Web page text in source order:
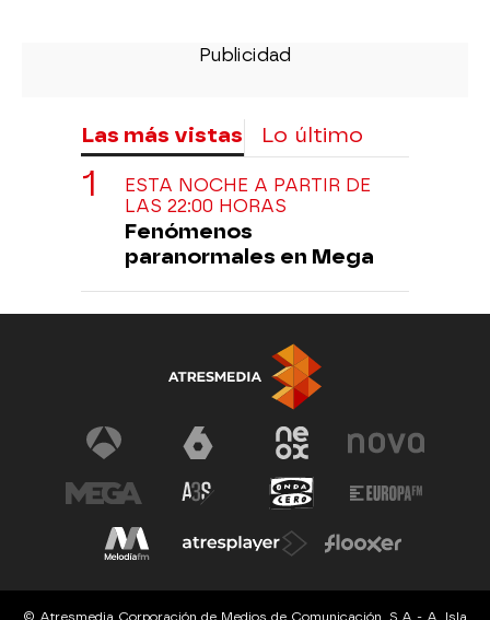
Las más vistas Lo último
ESTA NOCHE A PARTIR DE
LAS 22:00 HORAS
Fenómenos
paranormales en Mega
© Atresmedia Corporación de Medios de Comunicación, S.A - A. Isla